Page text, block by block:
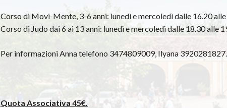
Corso di Movi-Mente, 3-6 anni: lunedì e mercoledì dalle 16.20
Corso di Judo dai 6 ai 13 anni: lunedì e mercoledì dalle 18.30 alle
Per informazioni Anna telefono 3474809009, Ilyana 3920281827.
Quota Associativa 45€.